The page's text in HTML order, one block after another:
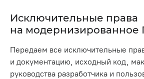
Исключительные права
на модернизированное
Передаем все исключительные
и документацию, исходный код,
руководства разработчика и